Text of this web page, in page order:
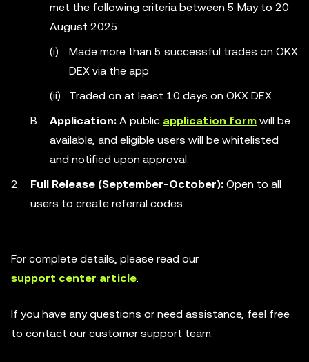
met the following criteria between 5 May to 20
August 2025:
Made more than 5 successful trades on OKX
DEX via the app
Traded on at least 10 days on OKX DEX
Application: A public application form will be
available, and eligible users will be whitelisted
and notified upon approval.
Full Release (September-October): Open to all
users to create referral codes.
For complete details, please read our
support center article.
If you have any questions or need assistance, feel free
to contact our customer support team.